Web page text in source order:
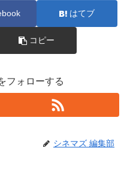
はてブ
コピー
フォローする
シネマズ 編集部